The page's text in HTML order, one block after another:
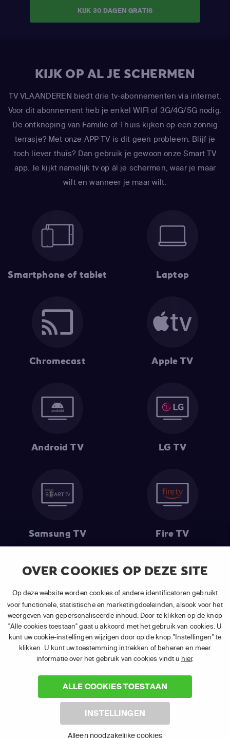
OVER COOKIES OP DEZE SITE
Op deze website worden cookies of andere identificatoren gebruikt
voor functionele, statistische en marketingdoeleinden, alsook voor het
weergeven van gepersonaliseerde inhoud. Door te klikken op de knop
"Alle cookies toestaan" gaat u akkoord met het gebruik van cookies. U
kunt uw cookie-instellingen wijzigen door op de knop "Instellingen" te
klikken. U kunt uw toestemming intrekken of beheren en meer
informatie over het gebruik van cookies vindt u hier.
ALLE COOKIES TOESTAAN
INSTELLINGEN
Alleen noodzakelijke cookies
KIJK 30 DAGEN GRATIS
KIJK OP AL JE SCHERMEN
TV VLAANDEREN biedt drie tv-abonnementen via internet.
Voor dit abonnement heb je enkel WIFI of 3G/4G/5G nodig.
De ontknoping van Familie of Thuis kijken op een zonnig
terrasje? Met onze APP TV is dit geen probleem. Blijf je
toch liever thuis? Dan gebruik je gewoon onze Smart TV
app. Je kijkt namelijk tv op ál je schermen, waar je maar
wilt en wanneer je maar wilt.
Smartphone of tablet Laptop
Chromecast Apple TV
Android TV LG TV
Samsung TV Fire TV
(1) De eerste 30 dagen gratis: Geldig op alle nieuwe abonnementen
van APP TV Light, Basic of Plus.
(2) Prijs abonnement : Incl. BTW.
(3) Restart & Replayis beschikbaar voorvolgende zendersafhankelijk
van je gekozen pakket.
2026 Canal+ Luxembourg S. à r.l. - Alle rechten voorbehouden. TV
VLAANDEREN® is een merk gebruikt onder licentie door Canal+
Luxembourg S. à r.l. Maatschappelijke zetel: Rue Albert Borschette 4,